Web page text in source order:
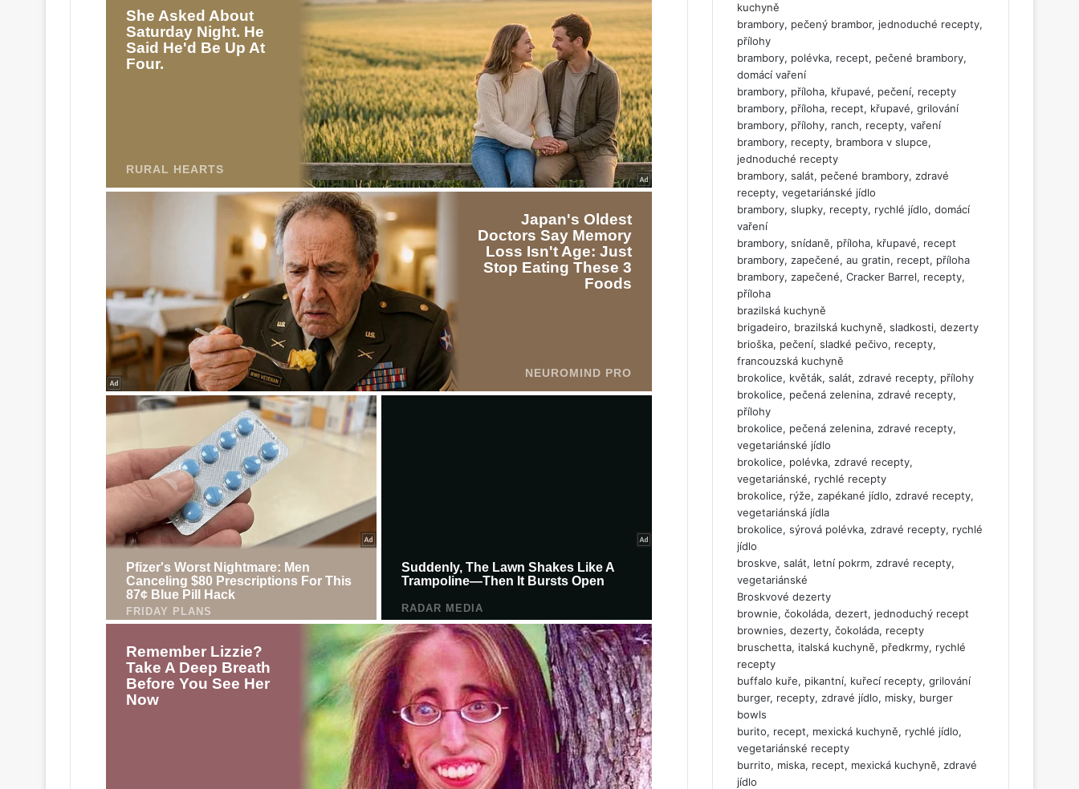
kuchyně
brambory, pečený brambor, jednoduché recepty,
přílohy
brambory, polévka, recept, pečené brambory,
domácí vaření
brambory, příloha, křupavé, pečení, recepty
brambory, příloha, recept, křupavé, grilování
brambory, přílohy, ranch, recepty, vaření
brambory, recepty, brambora v slupce,
jednoduché recepty
brambory, salát, pečené brambory, zdravé
recepty, vegetariánské jídlo
brambory, slupky, recepty, rychlé jídlo, domácí
vaření
brambory, snídaně, příloha, křupavé, recept
brambory, zapečené, au gratin, recept, příloha
brambory, zapečené, Cracker Barrel, recepty,
příloha
brazilská kuchyně
brigadeiro, brazilská kuchyně, sladkosti, dezerty
brioška, pečení, sladké pečivo, recepty,
francouzská kuchyně
brokolice, květák, salát, zdravé recepty, přílohy
brokolice, pečená zelenina, zdravé recepty,
přílohy
brokolice, pečená zelenina, zdravé recepty,
vegetariánské jídlo
brokolice, polévka, zdravé recepty,
vegetariánské, rychlé recepty
brokolice, rýže, zapékané jídlo, zdravé recepty,
vegetariánská jídla
brokolice, sýrová polévka, zdravé recepty, rychlé
jídlo
broskve, salát, letní pokrm, zdravé recepty,
vegetariánské
Broskvové dezerty
brownie, čokoláda, dezert, jednoduchý recept
brownies, dezerty, čokoláda, recepty
bruschetta, italská kuchyně, předkrmy, rychlé
recepty
buffalo kuře, pikantní, kuřecí recepty, grilování
burger, recepty, zdravé jídlo, misky, burger
bowls
burito, recept, mexická kuchyně, rychlé jídlo,
vegetariánské recepty
burrito, miska, recept, mexická kuchyně, zdravé
jídlo